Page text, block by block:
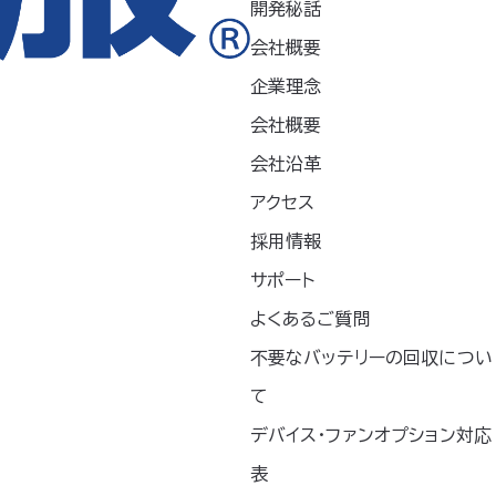
開発秘話
会社概要
企業理念
会社概要
会社沿革
アクセス
採用情報
サポート
よくあるご質問
不要なバッテリーの回収につい
て
デバイス・ファンオプション対応
表
業施設など数多くの建物を手がけてき
ピックで使用された「大井ふ頭中央
・大田区）や「漱石山房記念館」（新